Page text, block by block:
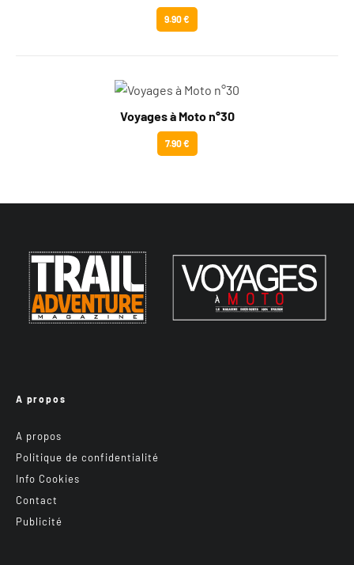
9.90 €
Voyages à Moto n°30
7.90 €
A propos
A propos
Politique de confidentialité
Info Cookies
Contact
Publicité